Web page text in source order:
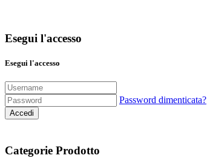
Esegui l'accesso
Esegui l'accesso
Password dimenticata?
Accedi
Categorie Prodotto